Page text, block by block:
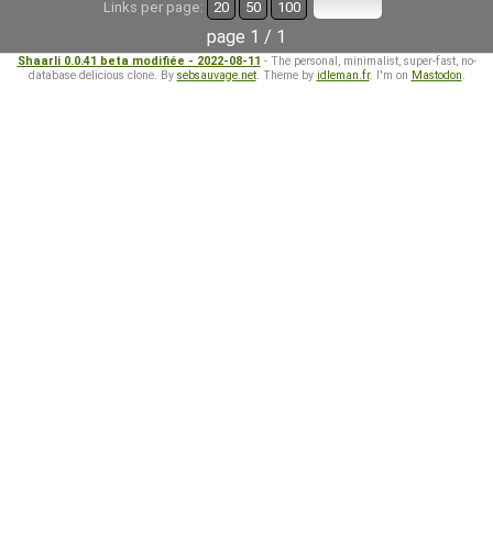
Links per page: 20 50 100
page 1 / 1
Shaarli 0.0.41 beta modifiée - 2022-08-11 - The personal, minimalist, super-fast, no-
database delicious clone. By sebsauvage.net. Theme by idleman.fr. I'm on Mastodon.